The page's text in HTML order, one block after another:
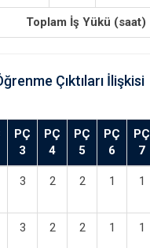
Toplam İş Yükü (saat)
Çıktıları İlişkisi
PÇ
3
PÇ
4
PÇ
5
PÇ
6
PÇ
7
3 2 2 1 1
3 2 2 1 1